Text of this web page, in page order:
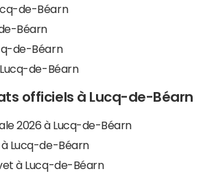
de-Béarn
Béarn
de-Béarn
de-Béarn
officiels à Lucq-de-Béarn
2026 à Lucq-de-Béarn
Lucq-de-Béarn
à Lucq-de-Béarn